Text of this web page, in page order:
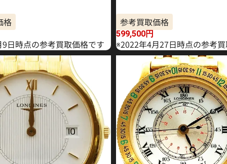
格
日時点の参考買取価格です
参考買取価格
599,500円
※2022年4月27日時点の参考